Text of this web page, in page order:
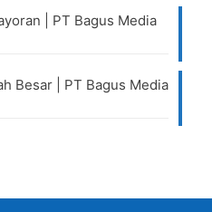
| PT Bagus Media
Besar | PT Bagus Media